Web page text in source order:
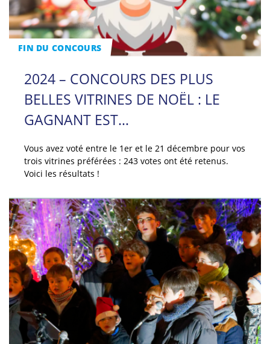
FIN DU CONCOURS
2024 – CONCOURS DES PLUS
BELLES VITRINES DE NOËL : LE
GAGNANT EST…
Vous avez voté entre le 1er et le 21 décembre pour vos
trois vitrines préférées : 243 votes ont été retenus.
Voici les résultats !